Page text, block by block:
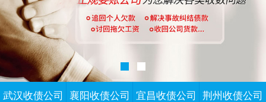
武汉收债公司 襄阳收债公司 宜昌收债公司 荆州收债公司